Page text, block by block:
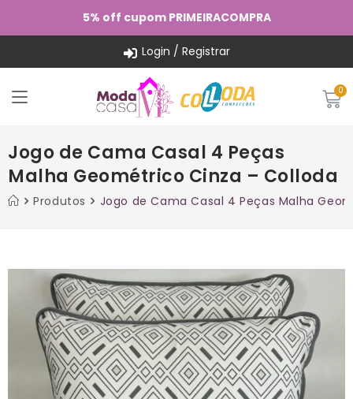
5% off cupom PRIMEIRACOMPRA
Login / Registrar
Jogo de Cama Casal 4 Peças
Malha Geométrico Cinza – Colloda
Produtos Jogo de Cama Casal 4 Peças Malha